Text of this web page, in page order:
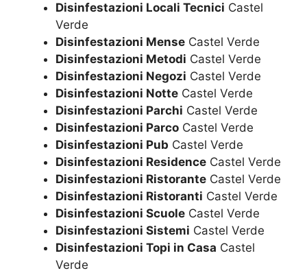
Disinfestazioni Locali Tecnici Castel
Verde
Disinfestazioni Mense Castel Verde
Disinfestazioni Metodi Castel Verde
Disinfestazioni Negozi Castel Verde
Disinfestazioni Notte Castel Verde
Disinfestazioni Parchi Castel Verde
Disinfestazioni Parco Castel Verde
Disinfestazioni Pub Castel Verde
Disinfestazioni Residence Castel Verde
Disinfestazioni Ristorante Castel Verde
Disinfestazioni Ristoranti Castel Verde
Disinfestazioni Scuole Castel Verde
Disinfestazioni Sistemi Castel Verde
Disinfestazioni Topi in Casa Castel
Verde